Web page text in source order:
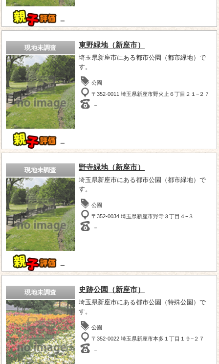
－
現地未調査
－
東野緑地（新座市）
埼玉県新座市にある都市公園（都市緑地）で
す。
公園
〒352-0011 埼玉県新座市野火止６丁目２１−２７
－
現地未調査
－
野寺緑地（新座市）
埼玉県新座市にある都市公園（都市緑地）で
す。
公園
〒352-0034 埼玉県新座市野寺３丁目４−３
－
現地未調査 史跡公園（新座市）
埼玉県新座市にある都市公園（特殊公園）で
す。
公園
〒352-0022 埼玉県新座市本多１丁目１９−２７
－